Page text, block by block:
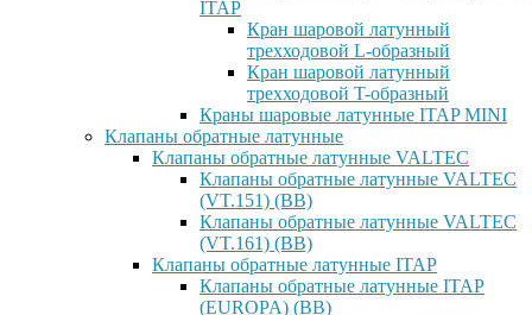
ITAP
Кран шаровой латунный
трехходовой L-образный
Кран шаровой латунный
трехходовой T-образный
Краны шаровые латунные ITAP MINI
Клапаны обратные латунные
Клапаны обратные латунные VALTEC
Клапаны обратные латунные VALTEC
(VT.151) (ВВ)
Клапаны обратные латунные VALTEC
(VT.161) (ВВ)
Клапаны обратные латунные ITAP
Клапаны обратные латунные ITAP
(EUROPA) (ВВ)